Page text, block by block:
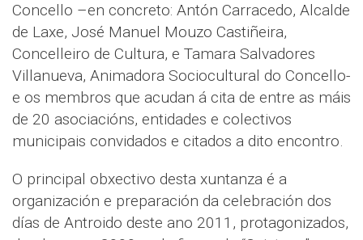
Concello –en concreto: Antón Carracedo, Alcalde
de Laxe, José Manuel Mouzo Castiñeira,
Concelleiro de Cultura, e Tamara Salvadores
Villanueva, Animadora Sociocultural do Concello-
e os membros que acudan á cita de entre as máis
de 20 asociacións, entidades e colectivos
municipais convidados e citados a dito encontro.
O principal obxectivo desta xuntanza é a
organización e preparación da celebración dos
días de Antroido deste ano 2011, protagonizados,